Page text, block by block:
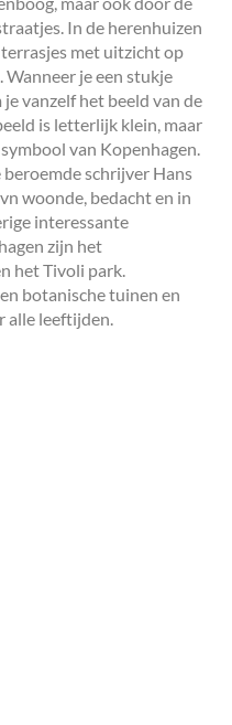
In de herenhuizen
met uitzicht op
je een stukje
vanzelf het beeld van de
is letterlijk klein, maar
van Kopenhagen.
schrijver Hans
woonde, bedacht en in
interessante
zijn het
het Tivoli park.
botanische tuinen en
alle leeftijden.